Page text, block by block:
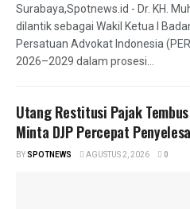
Surabaya,Spotnews.id - Dr. KH.
dilantik sebagai Wakil Ketua I
Persatuan Advokat Indonesia
2026–2029 dalam prosesi...
Utang Restitusi Pajak
Minta DJP Percepat
BYSPOTNEWS AGUSTUS 2, 2026 0